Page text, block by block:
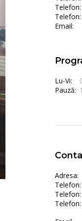
Telefon:
Telefon:
Email:
Lu-Vi:
Pauză:
Adresa:
Telefon:
Telefon:
Telefon: